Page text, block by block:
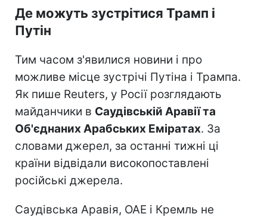
Де можуть зустрітися Трамп і
Путін
Тим часом з'явилися новини і про
можливе місце зустрічі Путіна і Трампа.
Як пише Reuters, у Росії розглядають
майданчики в Саудівській Аравії та
Об'єднаних Арабських Еміратах. За
словами джерел, за останні тижні ці
країни відвідали високопоставлені
російські джерела.
Саудівська Аравія, ОАЕ і Кремль не